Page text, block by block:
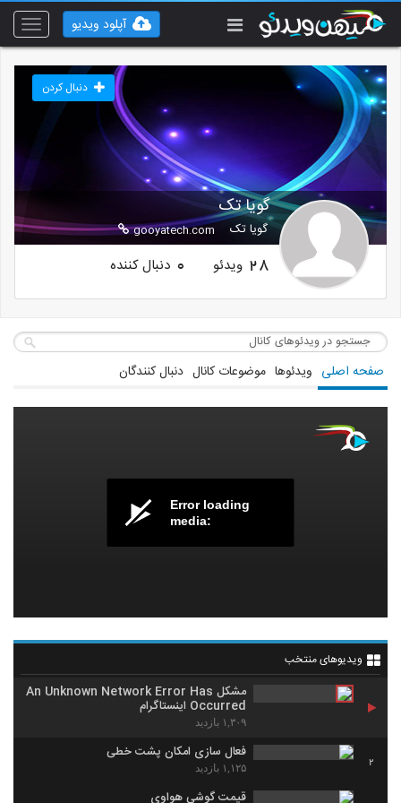
Toggle
آپلود ویدیو
گویا تک
گویا تک gooyatech.com
دنبال کردن
28 ویدئو 0 دنبال کننده
صفحه اصلی ویدئوها موضوعات کانال دنبال کنندگان
Error loading
media:
ویدیوهای منتخب
مشکل An Unknown Network Error Has
Occurred اینستاگرام
۱,۳۰۹ بازدید
2
فعال سازی امکان پشت خطی
۱,۱۲۵ بازدید
قیمت گوشی هواوی